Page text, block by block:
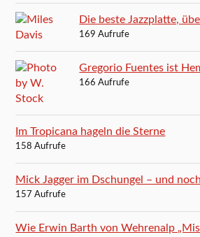
Die beste Jazzplatte,
169 Aufrufe
Gregorio Fuentes ist
166 Aufrufe
Im Tropicana hageln die Sterne
158 Aufrufe
Mick Jagger im Dschungel – und
157 Aufrufe
Wie Erwin Barth von Wehrenalp